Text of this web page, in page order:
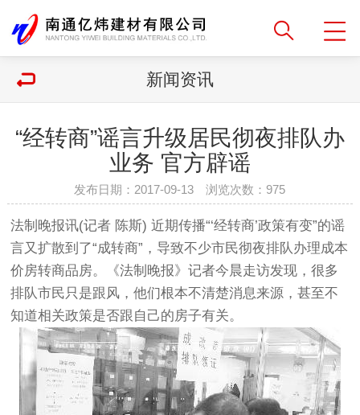
新闻资讯
“经转商”谣言升级居民彻夜排队办
业务 官方辟谣
发布日期：2017-09-13 浏览次数： 975
法制晚报讯(记者 陈斯) 近期传播“‘经转商’政策有变”的谣
言又扩散到了“成转商”，导致不少市民彻夜排队办理成本
价房转商品房。《法制晚报》记者今晨走访发现，很多
排队市民只是跟风，他们根本不清楚消息来源，甚至不
知道相关政策是否跟自己的房子有关。